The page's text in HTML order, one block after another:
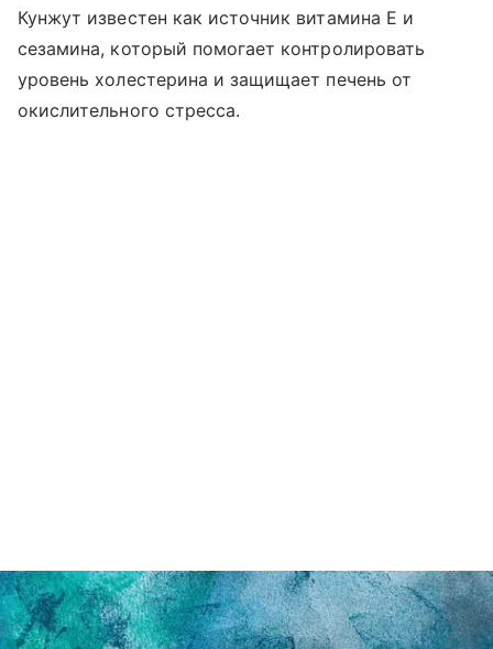
Кунжут известен как источник витамина Е и
сезамина, который помогает контролировать
уровень холестерина и защищает печень от
окислительного стресса.